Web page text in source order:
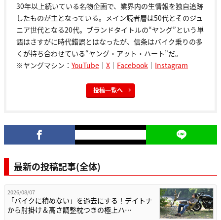
30年以上続いている名物企画で、業界内の生情報を独自追跡
したものが主となっている。メイン読者層は50代とそのジュ
ニア世代となる20代。ブランドタイトルの“ヤング”という単
語はさすがに時代錯誤とはなったが、信条はバイク乗りの多
くが持ち合わせている“ヤング・アット・ハート”だ。
※ヤングマシン： YouTube ｜ X ｜ Facebook ｜ Instagram
投稿一覧へ
最新の投稿記事(全体)
2026/08/07
「バイクに積めない」を過去にする！デイトナ
から肘掛け＆高さ調整枕つきの極上ハ…